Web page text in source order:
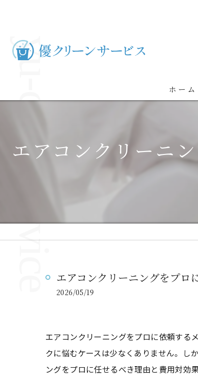
ホーム
エアコンクリーニ
エアコンクリーニングをプロ
2026/05/19
エアコンクリーニングをプロに依頼する
クに悩むケースは少なくありません。し
ングをプロに任せるべき理由と費用対効